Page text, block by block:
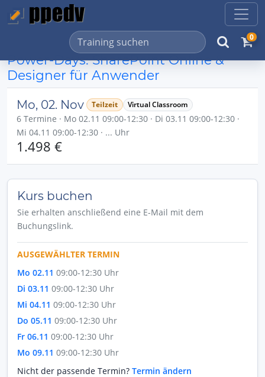
0
Power-Days: SharePoint Online &
Designer für Anwender
Mo, 02. Nov Teilzeit Virtual Classroom
6 Termine · Mo 02.11 09:00-12:30 · Di 03.11 09:00-12:30 ·
Mi 04.11 09:00-12:30 · ... Uhr
1.498 €
Kurs buchen
Sie erhalten anschließend eine E-Mail mit dem
Buchungslink.
AUSGEWÄHLTER TERMIN
Mo 02.11 09:00-12:30 Uhr
Di 03.11 09:00-12:30 Uhr
Mi 04.11 09:00-12:30 Uhr
Do 05.11 09:00-12:30 Uhr
Fr 06.11 09:00-12:30 Uhr
Mo 09.11 09:00-12:30 Uhr
Nicht der passende Termin? Termin ändern